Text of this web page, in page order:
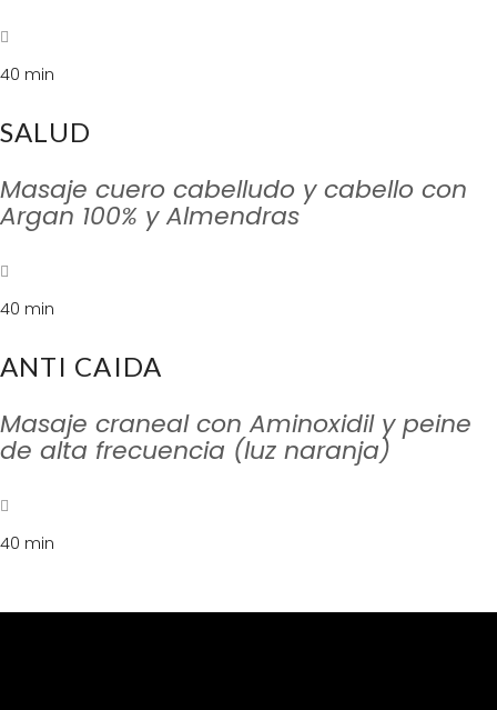
40 min
SALUD
Masaje cuero cabelludo y cabello con
Argan 100% y Almendras
40 min
ANTI CAIDA
Masaje craneal con Aminoxidil y peine
de alta frecuencia (luz naranja)
40 min